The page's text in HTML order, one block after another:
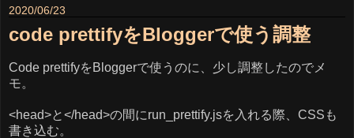
2020/06/23
code prettifyをBloggerで使う調整
Code prettifyをBloggerで使うのに、少し調整したのでメ
モ。
<head>と</head>の間にrun_prettify.jsを入れる際、CSSも
書き込む。